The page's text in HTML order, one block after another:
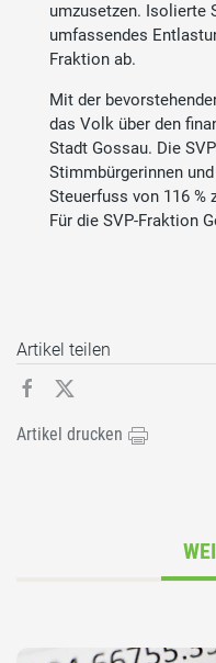
umzusetzen. Isolierte
umfassendes
Fraktion ab.
Mit der
das Volk über den
Stadt Gossau. Die
Stimmbürgerinnen
Steuerfuss von 116 %
Für die SVP-Fraktion
Artikel teilen
Artikel drucken